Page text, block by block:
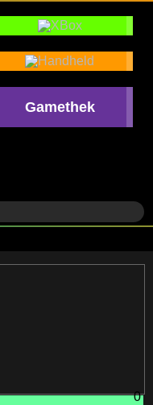
Gamethek
0